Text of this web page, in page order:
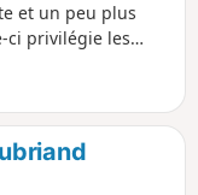
et un peu plus
ci privilégie les
donc sans bitume